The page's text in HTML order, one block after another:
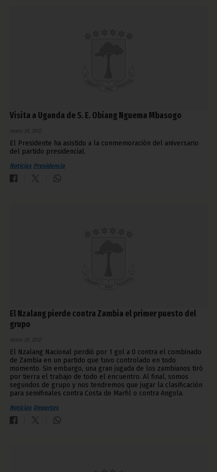
Visita a Uganda de S. E. Obiang Nguema Mbasogo
enero 30, 2012
El Presidente ha asistido a la conmemoración del aniversario
del partido presidencial.
Noticias Presidencia
El Nzalang pierde contra Zambia el primer puesto del
grupo
enero 30, 2012
El Nzalang Nacional perdió por 1 gol a 0 contra el combinado
de Zambia en un partido que tuvo controlado en todo
momento. Sin embargo, una gran jugada de los zambianos tiró
por tierra el trabajo de todo el encuentro. Al final, somos
segundos de grupo y nos tendremos que jugar la clasificación
para semifinales contra Costa de Marfil o contra Angola.
Noticias Deportes